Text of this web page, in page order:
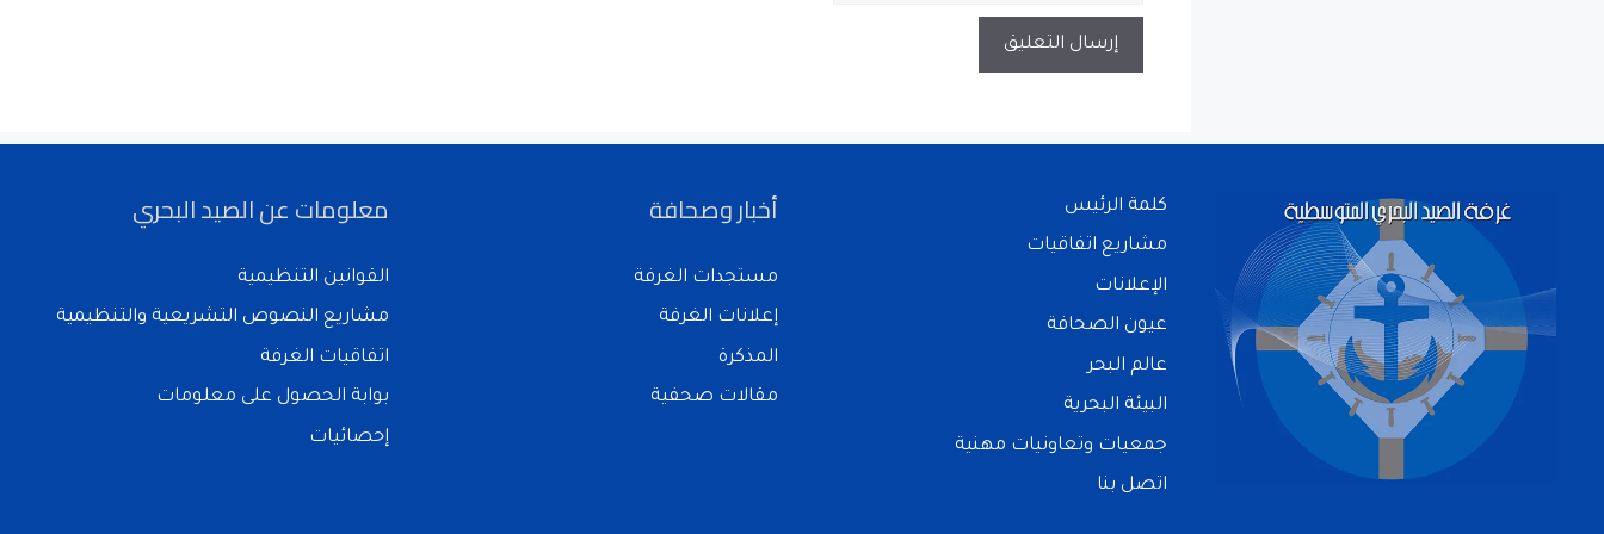
كلمة الرئيس
مشاريع اتفاقيات
الإعلانات
عيون الصحافة
عالم البحر
البيئة البحرية
جمعيات وتعاونيات مهنية
اتصل بنا
أخبار وصحافة
مستجدات الغرفة
إعلانات الغرفة
المذكرة
مقالات صحفية
معلومات عن الصيد البحري
القوانين التنظيمية
مشاريع النصوص التشريعية والتنظيمية
اتفاقيات الغرفة
بوابة الحصول على معلومات
إحصائيات